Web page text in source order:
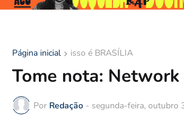
Página inicial isso é BRASÍLIA
Tome nota:
Por Redação - segunda-feira, outubro